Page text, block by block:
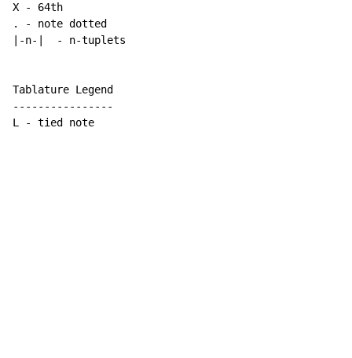
X - 64th
. - note dotted
|-n-|  - n-tuplets
Tablature Legend
----------------
L - tied note